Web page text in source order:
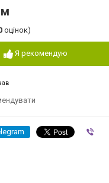
оцінок)
Я рекомендую